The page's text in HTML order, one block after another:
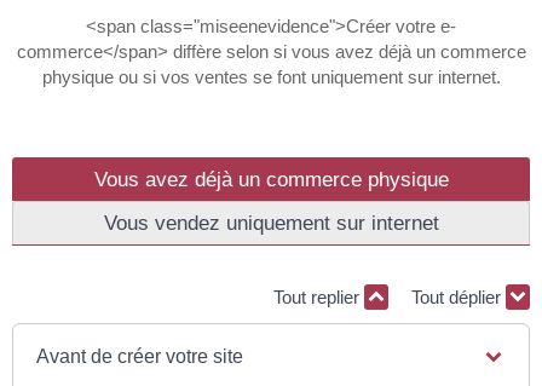
<span class="miseenevidence">Créer votre e-
commerce</span> diffère selon si vous avez déjà un commerce
physique ou si vos ventes se font uniquement sur internet.
Vous avez déjà un commerce physique
Vous vendez uniquement sur internet
Tout replier Tout déplier
Avant de créer votre site